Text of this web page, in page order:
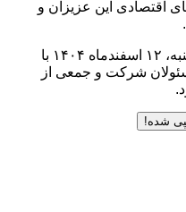
اقتصادی این عزیزان و
این مراسم انسان‌دوستانه روز سه‌شنبه، ۱۲ اسفندماه ۱۴۰۴ با
شرکت و جمعی از
شده!